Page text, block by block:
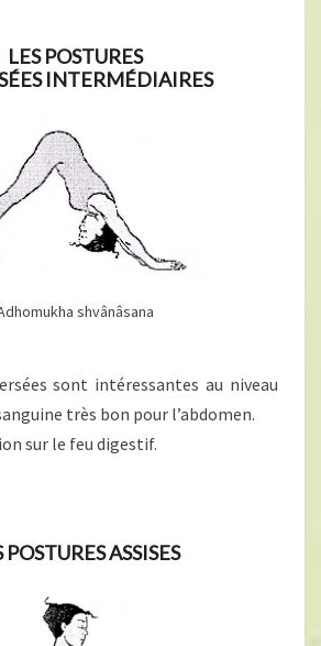
LES POSTURES
INTERMÉDIAIRES
shvânâsana
sont intéressantes au niveau
très bon pour l’abdomen.
sur le feu digestif.
POSTURES ASSISES